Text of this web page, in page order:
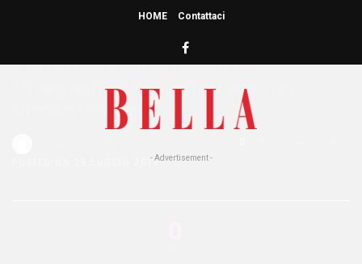
HOME Contattaci
- Advertisement -
Yamamay: una mostra
fotografica benefica per non
dimenticare
POSTED ON 29 LUGLIO 2016